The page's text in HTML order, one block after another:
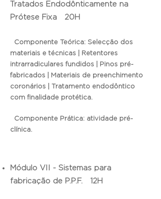
Tratados Endodônticamente na
Prótese Fixa 20H
Componente Teórica: Selecção dos
materiais e técnicas | Retentores
intrarradiculares fundidos | Pinos pré-
fabricados |
Materiais de preenchimento
coronários | Tratamento endodôntico
com finalidade protética.
Componente Prática: atividade pré-
clínica.
Módulo VII - Sistemas para
fabricação de P.P.F. 12H